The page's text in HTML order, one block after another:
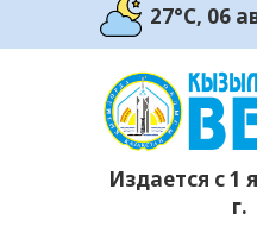
27°C, 06
Издается с 1
г.